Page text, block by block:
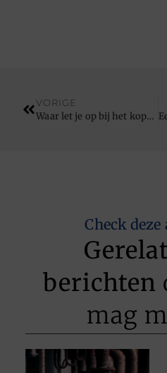
VORIGE
Waar let je op bij het kopen van sneeuwkettingen?
Check
berichten
mag